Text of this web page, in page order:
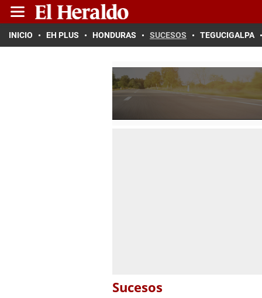
INICIO EH PLUS HONDURAS SUCESOS TEGUCIGALPA
Sucesos